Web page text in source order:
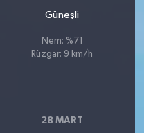
Güneşli
Nem: %71
Rüzgar: 9 km/h
28 MART